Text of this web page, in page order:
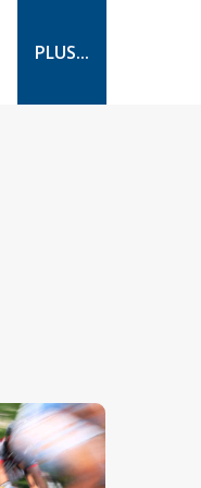
PLUS...